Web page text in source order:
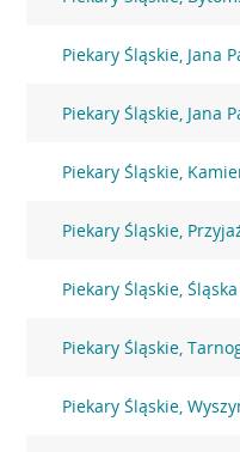
Piekary Śląskie, Jana
Piekary Śląskie, Jana
Piekary Śląskie,
Piekary Śląskie,
Piekary Śląskie,
Piekary Śląskie,
Piekary Śląskie,